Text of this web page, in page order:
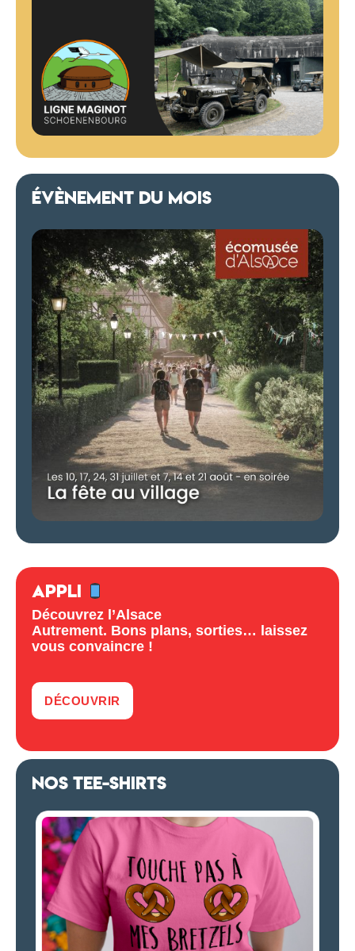
ÉVÈNEMENT DU MOIS
APPLI
Découvrez l’Alsace
Autrement. Bons plans, sorties… laissez
vous convaincre !
DÉCOUVRIR
NOS TEE-SHIRTS